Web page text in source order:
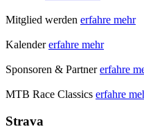
Mitglied werden erfahre mehr
Kalender erfahre mehr
Sponsoren & Partner erfahre
MTB Race Classics erfahre
Strava